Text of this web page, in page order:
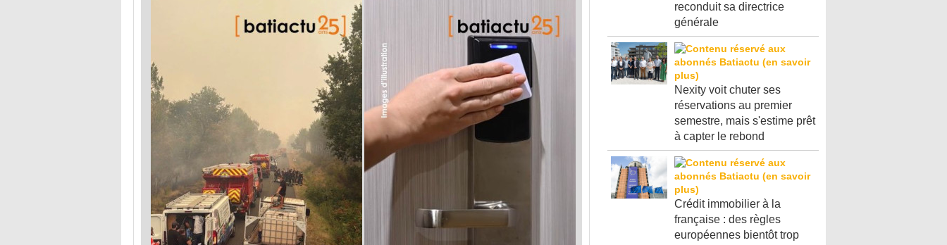
reconduit sa directrice
générale
Nexity voit chuter ses
réservations au premier
semestre, mais s'estime prêt
à capter le rebond
Crédit immobilier à la
française : des règles
européennes bientôt trop